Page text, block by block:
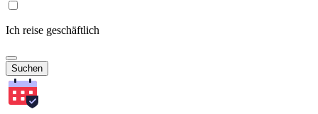
Ich reise geschäftlich
Suchen